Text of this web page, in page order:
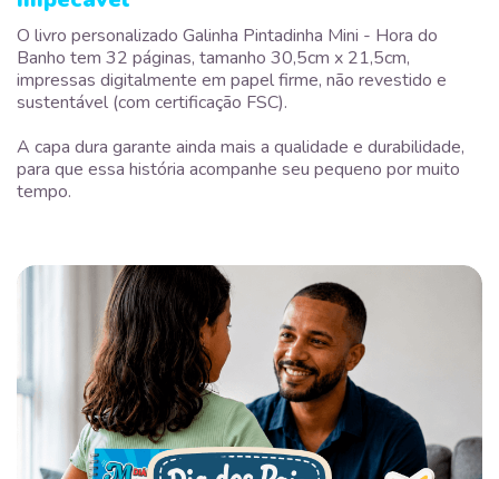
O livro personalizado Galinha Pintadinha Mini - Hora do
Banho tem 32 páginas, tamanho 30,5cm x 21,5cm,
impressas digitalmente em papel firme, não revestido e
sustentável (com certificação FSC).
A capa dura garante ainda mais a qualidade e durabilidade,
para que essa história acompanhe seu pequeno por muito
tempo.